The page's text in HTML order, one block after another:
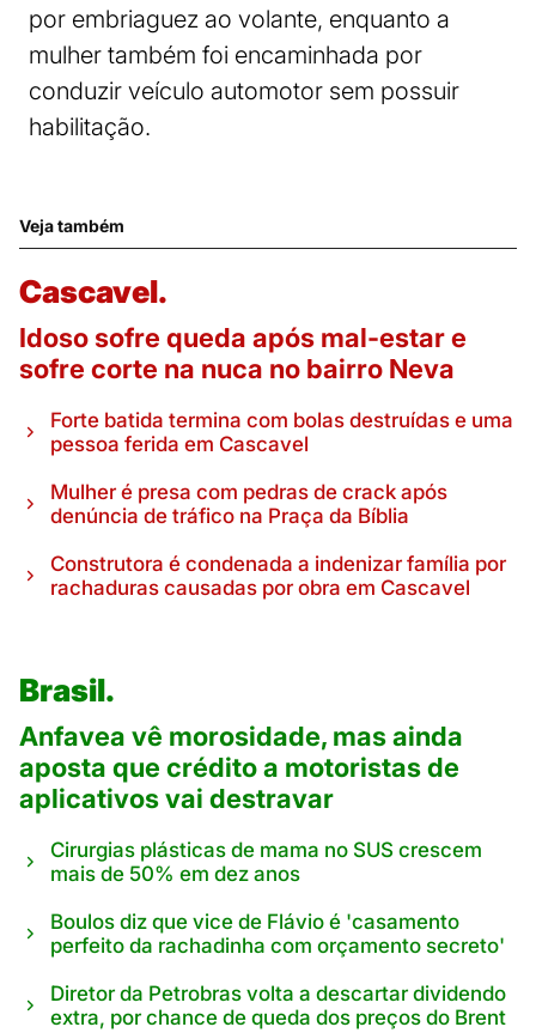
por embriaguez ao volante, enquanto a
mulher também foi encaminhada por
conduzir veículo automotor sem possuir
habilitação.
Veja também
Cascavel.
Idoso sofre queda após mal-estar e
sofre corte na nuca no bairro Neva
Forte batida termina com bolas destruídas e uma
pessoa ferida em Cascavel
Mulher é presa com pedras de crack após
denúncia de tráfico na Praça da Bíblia
Construtora é condenada a indenizar família por
rachaduras causadas por obra em Cascavel
Brasil.
Anfavea vê morosidade, mas ainda
aposta que crédito a motoristas de
aplicativos vai destravar
Cirurgias plásticas de mama no SUS crescem
mais de 50% em dez anos
Boulos diz que vice de Flávio é 'casamento
perfeito da rachadinha com orçamento secreto'
Diretor da Petrobras volta a descartar dividendo
extra, por chance de queda dos preços do Brent